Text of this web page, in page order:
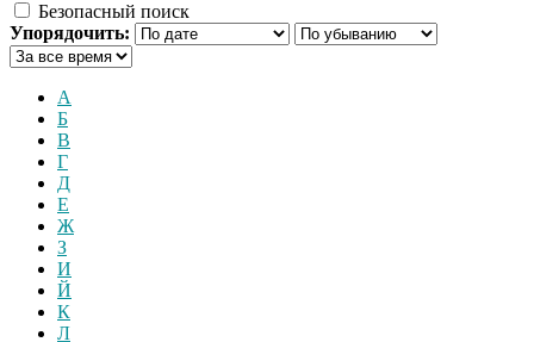
Безопасный поиск
Упорядочить:
А
Б
В
Г
Д
Е
Ж
З
И
Й
К
Л